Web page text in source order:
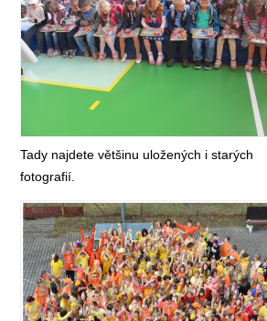
Tady najdete většinu uložených i starých
fotografií.